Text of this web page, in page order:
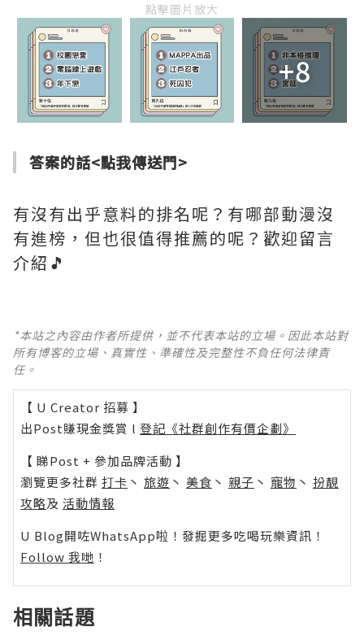
點擊圖片放大
+8
答案的話<點我傳送門>
有沒有出乎意料的排名呢？有哪部動漫沒
有進榜，但也很值得推薦的呢？歡迎留言
介紹🎵
*本站之內容由作者所提供，並不代表本站的立場。因此本站對
所有博客的立場、真實性、準確性及完整性不負任何法律責
任。
【 U Creator 招募 】
出Post賺現金獎賞 l 登記《社群創作有價企劃》
【 睇Post + 參加品牌活動 】
瀏覽更多社群 打卡 丶 旅遊 丶 美食 丶 親子 丶 寵物 丶 扮靚
攻略及 活動情報
U Blog開咗WhatsApp啦！發掘更多吃喝玩樂資訊！
Follow 我哋 ！
相關話題